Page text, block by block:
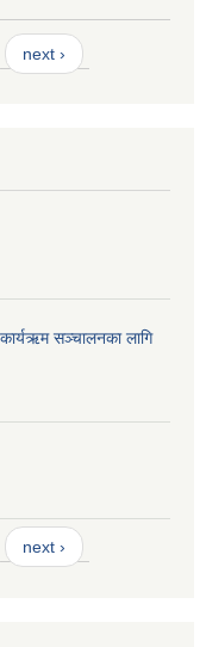
next ›
सञ्चालनका लागि
next ›